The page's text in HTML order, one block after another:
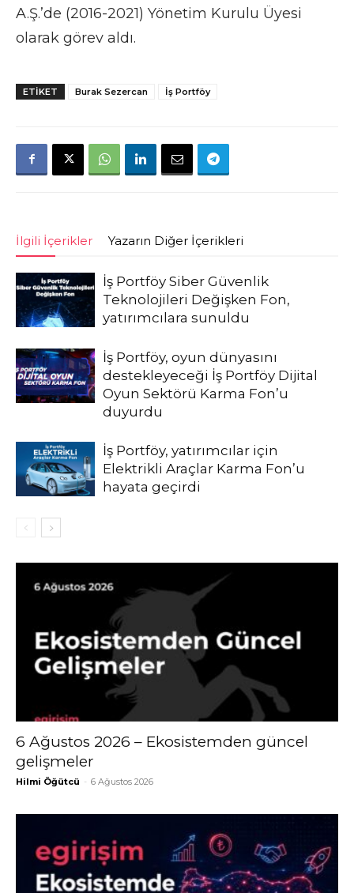
A.Ş.’de (2016-2021) Yönetim Kurulu Üyesi
olarak görev aldı.
ETIKET Burak Sezercan İş Portföy
İlgili İçerikler Yazarın Diğer İçerikleri
İş Portföy Siber Güvenlik
Teknolojileri Değişken Fon,
yatırımcılara sunuldu
İş Portföy, oyun dünyasını
destekleyeceği İş Portföy Dijital
Oyun Sektörü Karma Fon’u
duyurdu
İş Portföy, yatırımcılar için
Elektrikli Araçlar Karma Fon’u
hayata geçirdi
6 Ağustos 2026 – Ekosistemden güncel
gelişmeler
Hilmi Öğütcü - 6 Ağustos 2026